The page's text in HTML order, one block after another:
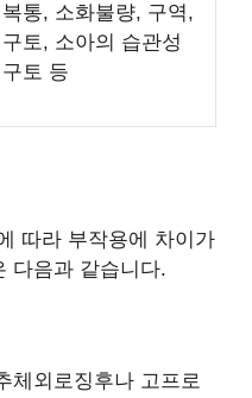
복통, 소화불량, 구역,
구토, 소아의 습관성
구토 등
따라 부작용에 차이가
다음과 같습니다.
외로징후나 고프로